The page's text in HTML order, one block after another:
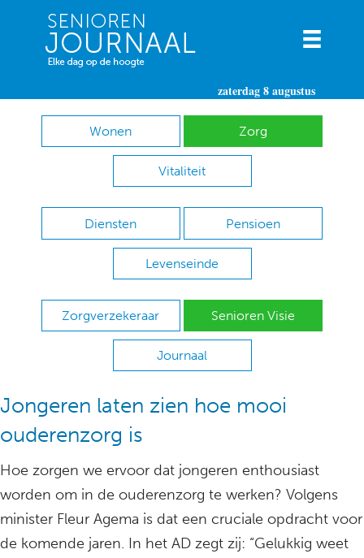
zaterdag 8 augustus
Wonen Zorg
Vitaliteit
Diensten Pensioen
Levenseinde
Zorgverzekeraar Senioren Visie
Journaal
Jongeren laten zien hoe mooi
ouderenzorg is
Hoe zorgen we ervoor dat jongeren enthousiast
worden om in de ouderenzorg te werken? Volgens
minister Fleur Agema is dat een cruciale opdracht voor
de komende jaren. In het AD zegt zij: “Gelukkig weet